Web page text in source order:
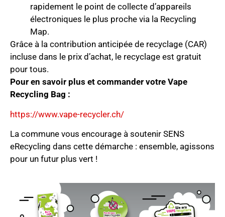
rapidement le point de collecte d’appareils
électroniques le plus proche via la Recycling
Map.
Grâce à la contribution anticipée de recyclage (CAR)
incluse dans le prix d’achat, le recyclage est gratuit
pour tous.
Pour en savoir plus et commander votre Vape
Recycling Bag :
https://www.vape-recycler.ch/
La commune vous encourage à soutenir SENS
eRecycling dans cette démarche : ensemble, agissons
pour un futur plus vert !